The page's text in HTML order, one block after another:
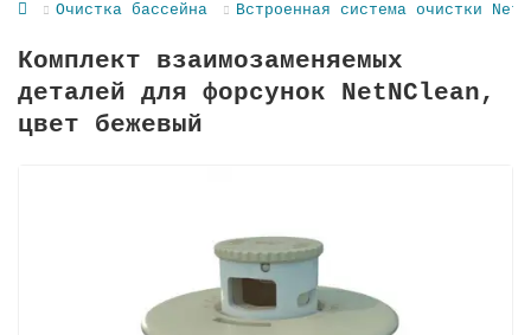
Очистка бассейна Встроенная система очистки
Комплект взаимозаменяемых
деталей для форсунок NetNClean,
цвет бежевый